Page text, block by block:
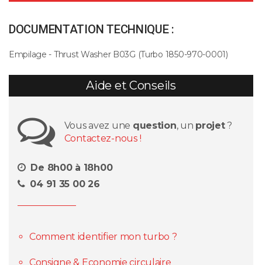
DOCUMENTATION TECHNIQUE :
Empilage - Thrust Washer B03G (Turbo 1850-970-0001)
Aide et Conseils
Vous avez une question, un projet?
Contactez-nous !
De 8h00 à 18h00
04 91 35 00 26
Comment identifier mon turbo ?
Consigne & Economie circulaire